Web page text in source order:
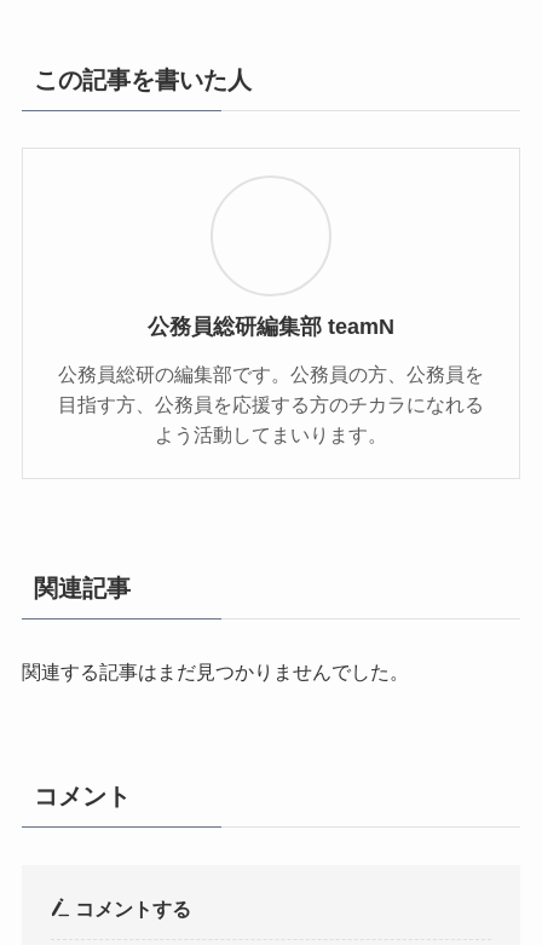
この記事を書いた人
公務員総研編集部 teamN
公務員総研の編集部です。公務員の方、公務員を
目指す方、公務員を応援する方のチカラになれる
よう活動してまいります。
関連記事
関連する記事はまだ見つかりませんでした。
コメント
コメントする